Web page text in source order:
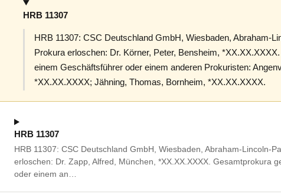
HRB 11307
HRB 11307: CSC Deutschland GmbH, Wiesbaden, Abraham-
Prokura erloschen: Dr. Körner, Peter, Bensheim,
einem Geschäftsführer oder einem anderen Prokuristen:
*XX.XX.XXXX; Jähning, Thomas, Bornheim, *XX.XX.XXXX.
HRB 11307
HRB 11307: CSC Deutschland GmbH, Wiesbaden, Abraham-Lincoln-
erloschen: Dr. Zapp, Alfred, München, *XX.XX.XXXX. Gesamtprokura
oder einem an…